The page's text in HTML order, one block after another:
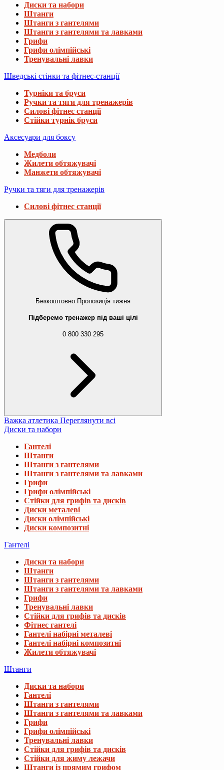
Диски та набори
Штанги
Штанги з гантелями
Штанги з гантелями та лавками
Грифи
Грифи олімпійські
Тренувальні лавки
Шведські стінки та фітнес-станції
Турніки та бруси
Ручки та тяги для тренажерів
Силові фітнес станції
Стійки турнік бруси
Аксесуари для боксу
Медболи
Жилети обтяжувачі
Манжети обтяжувачі
Ручки та тяги для тренажерів
Силові фітнес станції
Безкоштовно Пропозиція тижня
Підберемо тренажер під ваші цілі
0 800 330 295
Важка атлетика Переглянути всі
Диски та набори
Гантелі
Штанги
Штанги з гантелями
Штанги з гантелями та лавками
Грифи
Грифи олімпійські
Стійки для грифів та дисків
Диски металеві
Диски олімпійські
Диски композитні
Гантелі
Диски та набори
Штанги
Штанги з гантелями
Штанги з гантелями та лавками
Грифи
Тренувальні лавки
Стійки для грифів та дисків
Фітнес гантелі
Гантелі набірні металеві
Гантелі набірні композитні
Жилети обтяжувачі
Штанги
Диски та набори
Гантелі
Штанги з гантелями
Штанги з гантелями та лавками
Грифи
Грифи олімпійські
Тренувальні лавки
Стійки для грифів та дисків
Стійки для жиму лежачи
Штанги із прямим грифом